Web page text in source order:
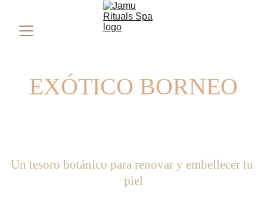
EXÓTICO BORNEO
Un tesoro botánico para renovar y embellecer tu
piel